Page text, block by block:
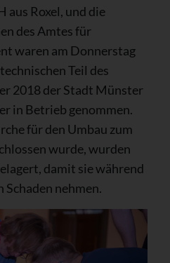
aus Roxel, und die
des Amtes für
waren am Donnerstag
Teil des
2018 der Stadt Münster
in Betrieb genommen.
für den Umbau zum
wurde, wurden
damit sie während
nehmen.